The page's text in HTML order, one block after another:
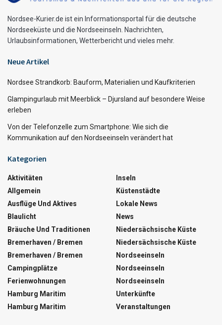
Nordsee-Kurier.de ist ein Informationsportal für die deutsche
Nordseeküste und die Nordseeinseln. Nachrichten,
Urlaubsinformationen, Wetterbericht und vieles mehr.
Neue Artikel
Nordsee Strandkorb: Bauform, Materialien und Kaufkriterien
Glampingurlaub mit Meerblick – Djursland auf besondere Weise
erleben
Von der Telefonzelle zum Smartphone: Wie sich die
Kommunikation auf den Nordseeinseln verändert hat
Kategorien
Aktivitäten
Allgemein
Ausflüge Und Aktives
Blaulicht
Bräuche Und Traditionen
Bremerhaven / Bremen
Bremerhaven / Bremen
Campingplätze
Ferienwohnungen
Hamburg Maritim
Hamburg Maritim
Inseln
Küstenstädte
Lokale News
News
Niedersächsische Küste
Niedersächsische Küste
Nordseeinseln
Nordseeinseln
Nordseeinseln
Unterkünfte
Veranstaltungen